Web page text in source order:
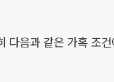
음과 같은 가혹 조